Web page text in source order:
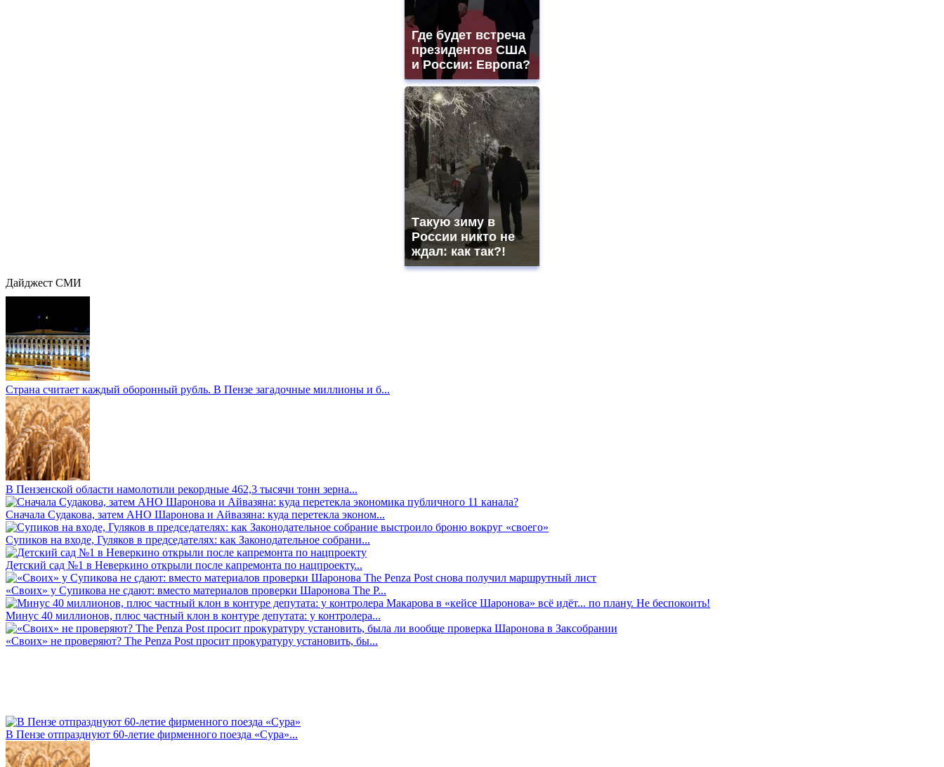
Где будет встреча
президентов США
и России: Европа?
Такую зиму в
России никто не
ждал: как так?!
Дайджест СМИ
Страна считает каждый оборонный рубль. В Пензе загадочные миллионы и б...
В Пензенской области намолотили рекордные 462,3 тысячи тонн зерна...
Сначала Судакова, затем АНО Шаронова и Айвазяна: куда перетекла эконом...
Супиков на входе, Гуляков в председателях: как Законодательное собрани...
Детский сад №1 в Неверкино открыли после капремонта по нацпроекту...
«Своих» у Супикова не сдают: вместо материалов проверки Шаронова The P...
Минус 40 миллионов, плюс частный клон в контуре депутата: у контролера...
«Своих» не проверяют? The Penza Post просит прокуратуру установить, бы...
В Пензе отпразднуют 60-летие фирменного поезда «Сура»...